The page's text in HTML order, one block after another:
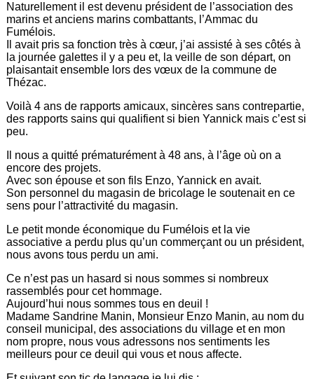
Naturellement il est devenu président de l’association des
marins et anciens marins combattants, l’Ammac du
Fumélois.
Il avait pris sa fonction très à cœur, j’ai assisté à ses côtés à
la journée galettes il y a peu et, la veille de son départ, on
plaisantait ensemble lors des vœux de la commune de
Thézac.
Voilà 4 ans de rapports amicaux, sincères sans contrepartie,
des rapports sains qui qualifient si bien Yannick mais c’est si
peu.
Il nous a quitté prématurément à 48 ans, à l’âge où on a
encore des projets.
Avec son épouse et son fils Enzo, Yannick en avait.
Son personnel du magasin de bricolage le soutenait en ce
sens pour l’attractivité du magasin.
Le petit monde économique du Fumélois et la vie
associative a perdu plus qu’un commerçant ou un président,
nous avons tous perdu un ami.
Ce n’est pas un hasard si nous sommes si nombreux
rassemblés pour cet hommage.
Aujourd’hui nous sommes tous en deuil !
Madame Sandrine Manin, Monsieur Enzo Manin, au nom du
conseil municipal, des associations du village et en mon
nom propre, nous vous adressons nos sentiments les
meilleurs pour ce deuil qui vous et nous affecte.